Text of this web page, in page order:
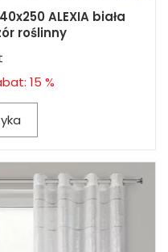
ALEXIA biała
roślinny
15 %